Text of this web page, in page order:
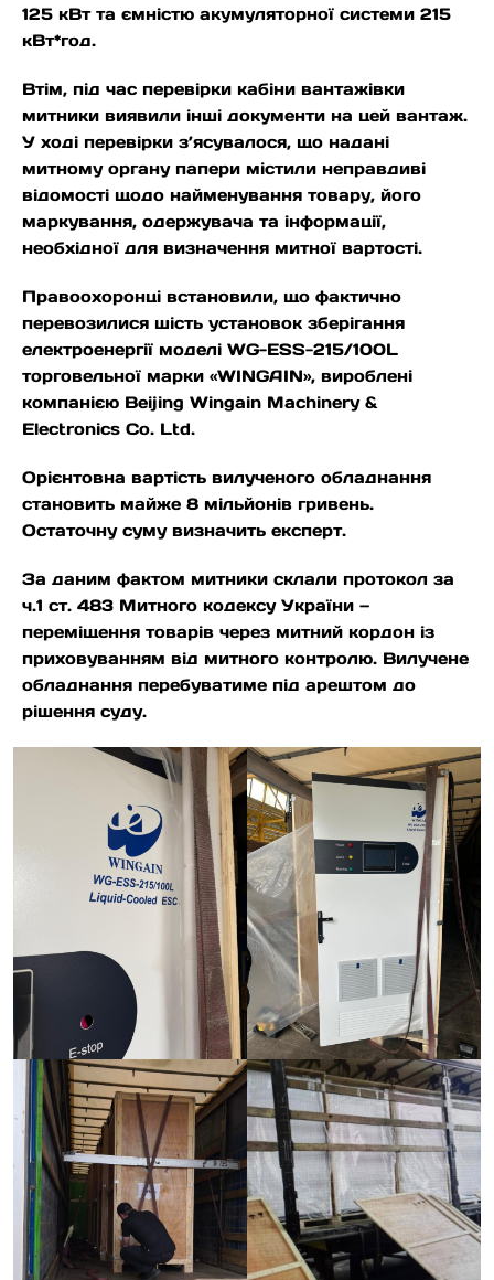
125 кВт та ємністю акумуляторної системи 215
кВт*год.
Втім, під час перевірки кабіни вантажівки
митники виявили інші документи на цей вантаж.
У ході перевірки з’ясувалося, що надані
митному органу папери містили неправдиві
відомості щодо найменування товару, його
маркування, одержувача та інформації,
необхідної для визначення митної вартості.
Правоохоронці встановили, що фактично
перевозилися шість установок зберігання
електроенергії моделі WG-ESS-215/100L
торговельної марки «WINGAIN», вироблені
компанією Beijing Wingain Machinery &
Electronics Co. Ltd.
Орієнтовна вартість вилученого обладнання
становить майже 8 мільйонів гривень.
Остаточну суму визначить експерт.
За даним фактом митники склали протокол за
ч.1 ст. 483 Митного кодексу України —
переміщення товарів через митний кордон із
приховуванням від митного контролю. Вилучене
обладнання перебуватиме під арештом до
рішення суду.